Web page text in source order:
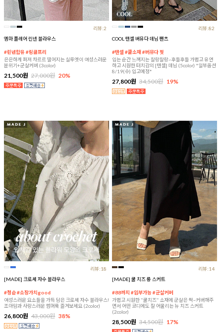
리뷰:2
엠마 플레어 린넨 블라우스
#린넨함유 #링클프리
은은하게 퍼져 차르르 떨어지는 실루엣이 여성스러운
분위기+군살커버 (3color)
21,500원 27,000원 20%
리뷰:82
COOL 텐셀 버뮤다 데님 팬츠
#텐셀 #쿨소재 #버뮤다 핏
입는 순간 느껴지는 찰랑찰랑~후들후들 가볍고 유연
하고 시원한 터치감의 [텐셀] 데님 (5color) *일부옵션
8/19(수) 입고예정*
27,800원 34,500원 19%
리뷰:18
[MADE] 크로셰 자수 블라우스
#청순 #소장가치good
여성스러운 요소들을 가득 담은 크로셰 자수 블라우스!
조아맘과 사랑스러운 썸머룩 즐겨보세요 (2color)
26,800원 43,000원 38%
리뷰:14
[MADE] 쿨 치즈 롱 스커트
#88까지 #임부가능 #군살커버
가볍고 시원한 "쿨치즈" 소재에 군살은 싹~커버해주
면서 어떤 코디에도 잘 어울리는 뉴 치즈 스커트
(2color)
28,500원 34,500원 17%